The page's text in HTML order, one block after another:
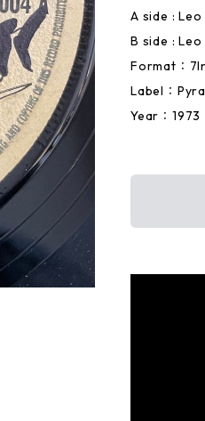
A side :
B side :
Format：
Label：
Year：1973